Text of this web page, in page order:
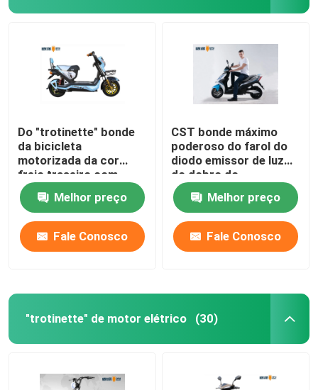
Do "trotinette" bonde
da bicicleta
motorizada da cor
freio traseiro com
distância da escala do
fechamento 60km
Melhor preço
Fale Conosco
CST bonde máximo
poderoso do farol do
diodo emissor de luz
do dobro do
"trotinette" da
bicicleta motorizada
da velocidade 50km
sem câmara de ar
Melhor preço
Fale Conosco
"trotinette" de motor elétrico (30)